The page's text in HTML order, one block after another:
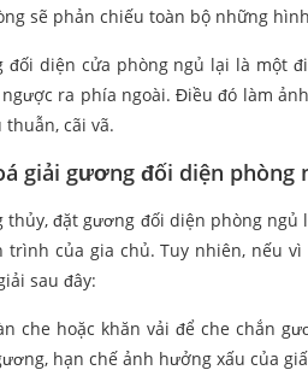
sẽ phản chiếu toàn bộ những
đối diện cửa phòng ngủ lại là một
ra phía ngoài. Điều đó làm
thuẫn, cãi vã.
giải gương đối diện phòng
thủy, đặt gương đối diện phòng
trình của gia chủ. Tuy nhiên, nếu
sau đây:
che hoặc khăn vải để che chắn
hạn chế ảnh hưởng xấu của